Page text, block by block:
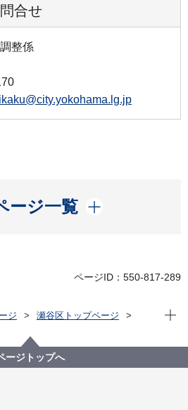
合せ
整係
ージ一覧
開く
ページID：550-817-289
ジ
瀬谷区トップページ
会inせや」（開催しました）
現在
ージトップへ